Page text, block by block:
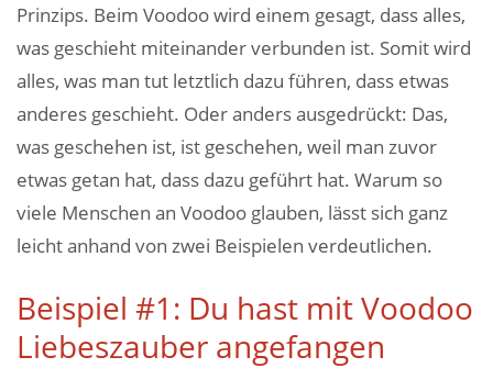
Prinzips. Beim Voodoo wird einem gesagt, dass alles,
was geschieht miteinander verbunden ist. Somit wird
alles, was man tut letztlich dazu führen, dass etwas
anderes geschieht. Oder anders ausgedrückt: Das,
was geschehen ist, ist geschehen, weil man zuvor
etwas getan hat, dass dazu geführt hat. Warum so
viele Menschen an Voodoo glauben, lässt sich ganz
leicht anhand von zwei Beispielen verdeutlichen.
Beispiel #1: Du hast mit Voodoo
Liebeszauber angefangen